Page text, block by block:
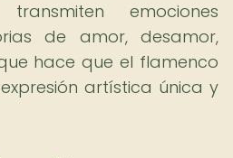
emociones
de amor, desamor,
hace que el flamenco
artística única y